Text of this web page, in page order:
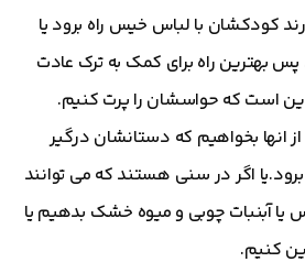
کودکشان با لباس خیس راه برود یا
پس بهترین راه برای کمک به ترک عادت
است که حواسشان را پرت کنیم.
انها بخواهیم که دستانشان درگیر
اگر در سنی هستند که می توانند
یا آبنبات چوبی و میوه خشک بدهیم یا
کنیم.